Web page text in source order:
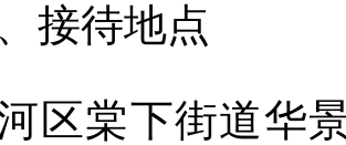
接待地点
区棠下街道华